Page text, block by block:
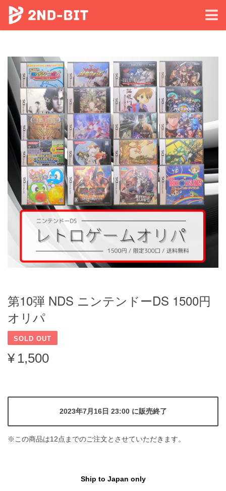
第10弾 NDS ニンテンドーDS 1500円
オリパ
SOLD OUT
¥1,500
2023年7月16日 23:00 に販売終了
※この商品は12点までのご注文とさせていただきます。
Ship to Japan only